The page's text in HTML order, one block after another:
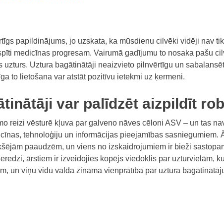
papildinājums, jo uzskata, ka mūsdienu cilvēki vidēji nav
medicīnas progresam. Vairumā gadījumu to nosaka pašu
uzturs. Uztura bagātinātāji neaizvieto pilnvērtīgu un
to lietošana var atstāt pozitīvu ietekmi uz ķermeni.
var palīdzēt aizpildīt
reizi vēsturē kļuva par galveno nāves cēloni ASV – un tas
tehnoloģiju un informācijas pieejamības sasniegumiem.
paaudzēm, un viens no izskaidrojumiem ir bieži
ārstiem ir izveidojies kopējs viedoklis par uzturvielām,
un viņu vidū valda zināma vienprātība par uztura